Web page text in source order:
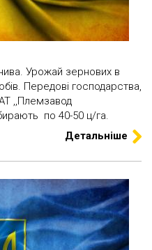
Урожай зернових в
Передові господарства,
,,Племзавод
по 40-50 ц/га.
Детальніше